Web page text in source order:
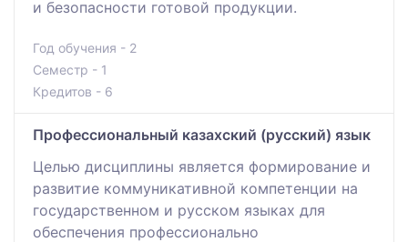
и безопасности готовой продукции.
Год обучения - 2
Семестр - 1
Кредитов - 6
Профессиональный казахский (русский) язык
Целью дисциплины является формирование и
развитие коммуникативной компетенции на
государственном и русском языках для
обеспечения профессионально